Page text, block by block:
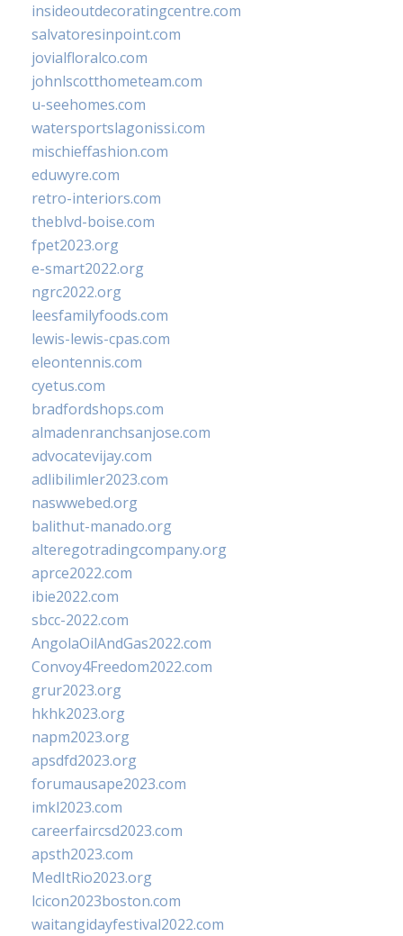
insideoutdecoratingcentre.com
salvatoresinpoint.com
jovialfloralco.com
johnlscotthometeam.com
u-seehomes.com
watersportslagonissi.com
mischieffashion.com
eduwyre.com
retro-interiors.com
theblvd-boise.com
fpet2023.org
e-smart2022.org
ngrc2022.org
leesfamilyfoods.com
lewis-lewis-cpas.com
eleontennis.com
cyetus.com
bradfordshops.com
almadenranchsanjose.com
advocatevijay.com
adlibilimler2023.com
naswwebed.org
balithut-manado.org
alteregotradingcompany.org
aprce2022.com
ibie2022.com
sbcc-2022.com
AngolaOilAndGas2022.com
Convoy4Freedom2022.com
grur2023.org
hkhk2023.org
napm2023.org
apsdfd2023.org
forumausape2023.com
imkl2023.com
careerfaircsd2023.com
apsth2023.com
MedItRio2023.org
lcicon2023boston.com
waitangidayfestival2022.com